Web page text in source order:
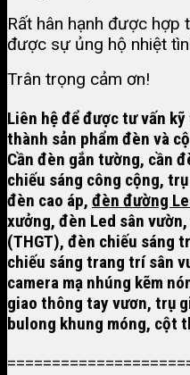
Rất hân hạnh được hợp
được sự ủng hộ nhiệt
Trân trọng cảm ơn!
Liên hệ để được tư vấn
thành sản phẩm đèn và
Cần đèn gắn tường, cần
chiếu sáng công cộng, trụ
đèn cao áp, đèn đường
xưởng, đèn Led sân
(THGT), đèn chiếu sáng
chiếu sáng trang trí sân
camera mạ nhúng kẽm
giao thông tay vươn, trụ
bulong khung móng, cột